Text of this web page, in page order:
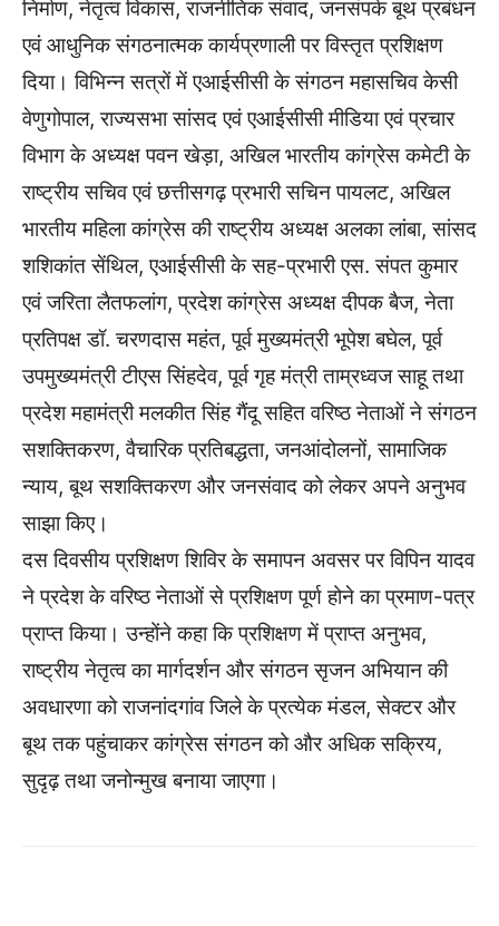
निर्माण, नेतृत्व विकास, राजनीतिक संवाद, जनसंपर्क बूथ प्रबंधन
एवं आधुनिक संगठनात्मक कार्यप्रणाली पर विस्तृत प्रशिक्षण
दिया। विभिन्न सत्रों में एआईसीसी के संगठन महासचिव केसी
वेणुगोपाल, राज्यसभा सांसद एवं एआईसीसी मीडिया एवं प्रचार
विभाग के अध्यक्ष पवन खेड़ा, अखिल भारतीय कांग्रेस कमेटी के
राष्ट्रीय सचिव एवं छत्तीसगढ़ प्रभारी सचिन पायलट, अखिल
भारतीय महिला कांग्रेस की राष्ट्रीय अध्यक्ष अलका लांबा, सांसद
शशिकांत सेंथिल, एआईसीसी के सह-प्रभारी एस. संपत कुमार
एवं जरिता लैतफलांग, प्रदेश कांग्रेस अध्यक्ष दीपक बैज, नेता
प्रतिपक्ष डॉ. चरणदास महंत, पूर्व मुख्यमंत्री भूपेश बघेल, पूर्व
उपमुख्यमंत्री टीएस सिंहदेव, पूर्व गृह मंत्री ताम्रध्वज साहू तथा
प्रदेश महामंत्री मलकीत सिंह गैंदू सहित वरिष्ठ नेताओं ने संगठन
सशक्तिकरण, वैचारिक प्रतिबद्धता, जनआंदोलनों, सामाजिक
न्याय, बूथ सशक्तिकरण और जनसंवाद को लेकर अपने अनुभव
साझा किए।
दस दिवसीय प्रशिक्षण शिविर के समापन अवसर पर विपिन यादव
ने प्रदेश के वरिष्ठ नेताओं से प्रशिक्षण पूर्ण होने का प्रमाण-पत्र
प्राप्त किया। उन्होंने कहा कि प्रशिक्षण में प्राप्त अनुभव,
राष्ट्रीय नेतृत्व का मार्गदर्शन और संगठन सृजन अभियान की
अवधारणा को राजनांदगांव जिले के प्रत्येक मंडल, सेक्टर और
बूथ तक पहुंचाकर कांग्रेस संगठन को और अधिक सक्रिय,
सुदृढ़ तथा जनोन्मुख बनाया जाएगा।